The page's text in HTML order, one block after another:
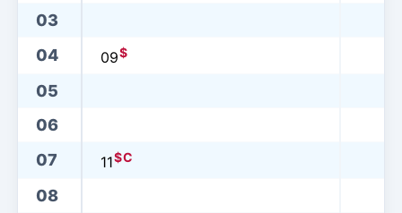
03
04
09$
05
06
07
11$C
08